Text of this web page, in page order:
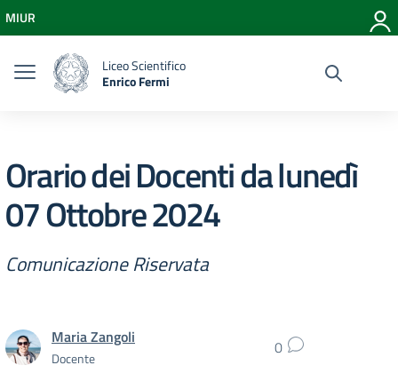
Vai al menu di navigazione
Vai al footer
MIUR
Liceo Scientifico
Enrico Fermi
Orario dei Docenti da lunedì
07 Ottobre 2024
Comunicazione Riservata
Maria Zangoli
Docente 0